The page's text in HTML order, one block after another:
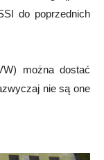
do poprzednich
można dostać
nie są one